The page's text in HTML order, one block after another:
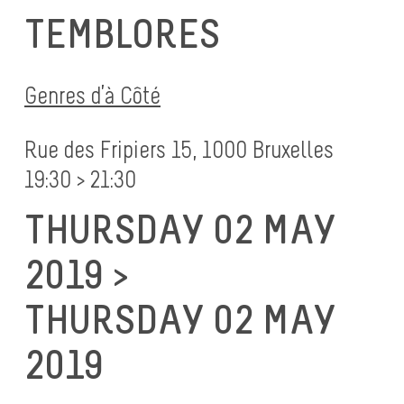
TEMBLORES
Genres d’à Côté
Rue des Fripiers 15, 1000 Bruxelles
19:30 > 21:30
THURSDAY 02 MAY
2019 >
THURSDAY 02 MAY
2019